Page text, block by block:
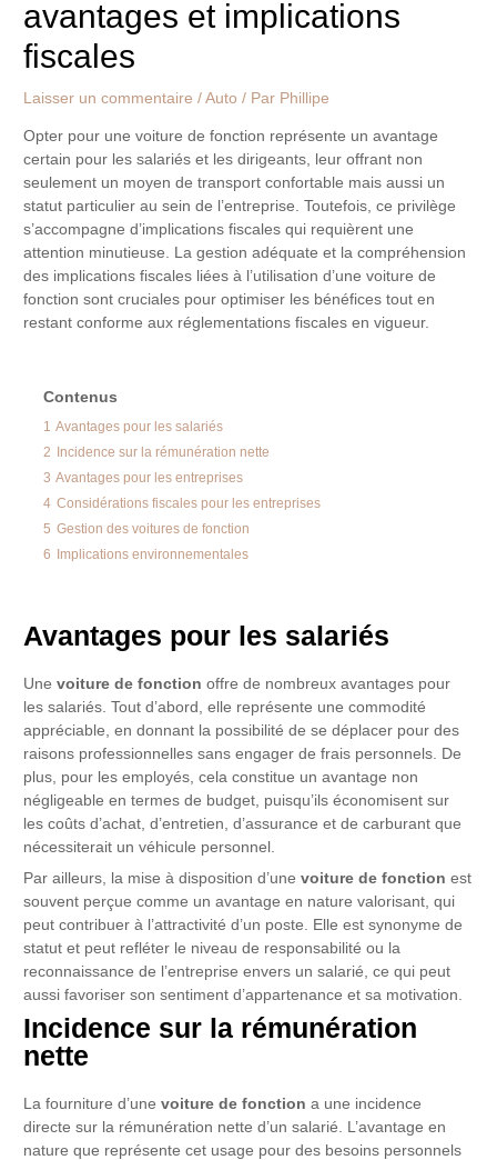
avantages et implications
fiscales
Laisser un commentaire /Auto / Par Phillipe
Opter pour une voiture de fonction représente un avantage
certain pour les salariés et les dirigeants, leur offrant non
seulement un moyen de transport confortable mais aussi un
statut particulier au sein de l’entreprise. Toutefois, ce privilège
s’accompagne d’implications fiscales qui requièrent une
attention minutieuse. La gestion adéquate et la compréhension
des implications fiscales liées à l’utilisation d’une voiture de
fonction sont cruciales pour optimiser les bénéfices tout en
restant conforme aux réglementations fiscales en vigueur.
Contenus
1 Avantages pour les salariés
2
Incidence sur la rémunération nette
3 Avantages pour les entreprises
4 Considérations fiscales pour les entreprises
5 Gestion des voitures de fonction
6
Implications environnementales
Avantages pour les salariés
Unevoiture de fonction offre de nombreux avantages pour
les salariés. Tout d’abord, elle représente une commodité
appréciable, en donnant la possibilité de se déplacer pour des
raisons professionnelles sans engager de frais personnels. De
plus, pour les employés, cela constitue un avantage non
négligeable en termes de budget, puisqu’ils économisent sur
les coûts d’achat, d’entretien, d’assurance et de carburant que
nécessiterait un véhicule personnel.
Par ailleurs, la mise à disposition d’unevoiture de fonction est
souvent perçue comme un avantage en nature valorisant, qui
peut contribuer à l’attractivité d’un poste. Elle est synonyme de
statut et peut refléter le niveau de responsabilité ou la
reconnaissance de l’entreprise envers un salarié, ce qui peut
aussi favoriser son sentiment d’appartenance et sa motivation.
Incidence sur la rémunération
nette
La fourniture d’unevoiture de fonction a une incidence
directe sur la rémunération nette d’un salarié. L’avantage en
nature que représente cet usage pour des besoins personnels